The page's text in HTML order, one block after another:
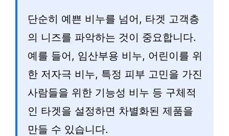
단순히 예쁜 비누를 넘어, 타겟 고객층
의 니즈를 파악하는 것이 중요합니다.
예를 들어, 임산부용 비누, 어린이를 위
한 저자극 비누, 특정 피부 고민을 가진
사람들을 위한 기능성 비누 등 구체적
인 타겟을 설정하면 차별화된 제품을
만들 수 있습니다.